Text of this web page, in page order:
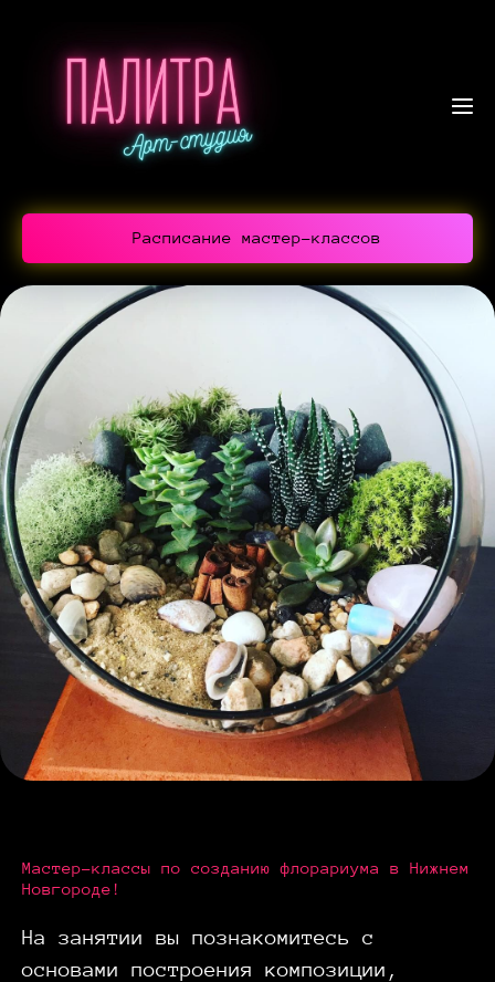
Расписание мастер-классов
Мастер-классы по созданию флорариума в Нижнем
Новгороде!
На занятии вы познакомитесь с
основами построения композиции,